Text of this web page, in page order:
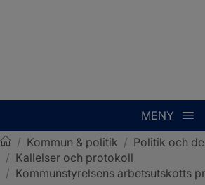
MENY
Sotenäs kommun
/ Kommun & politik / Politik och
/ Kallelser och protokoll
/ Kommunstyrelsens arbetsutskotts